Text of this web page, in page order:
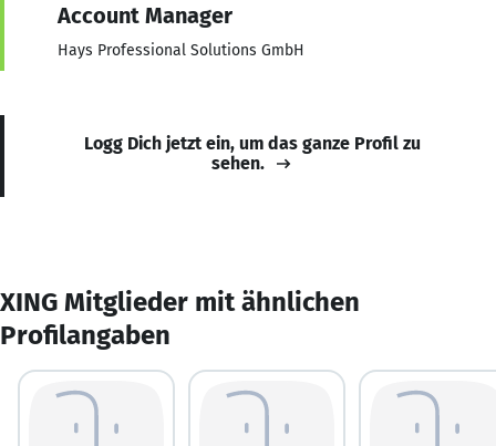
Account Manager
Hays Professional Solutions GmbH
Logg Dich jetzt ein, um das ganze Profil zu
sehen.
XING Mitglieder mit ähnlichen
Profilangaben